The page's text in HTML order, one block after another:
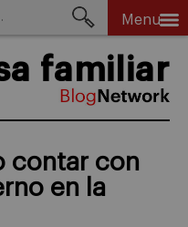
Menu
familiar
contar con
en la